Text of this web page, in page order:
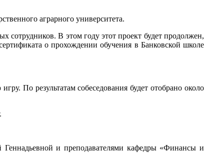
аграрного университета.
сотрудников. В этом году этот проект будет продолжен,
о прохождении обучения в Банковской школе
По результатам собеседования будет отобрано около
и преподавателями кафедры «Финансы и